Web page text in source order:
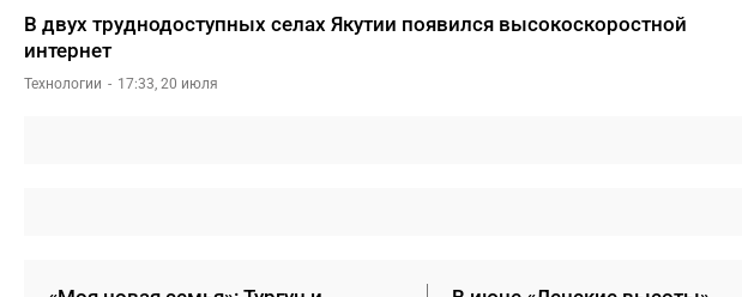
В двух труднодоступных селах Якутии появился высокоскоростной
интернет
Технологии 17:33, 20 июля